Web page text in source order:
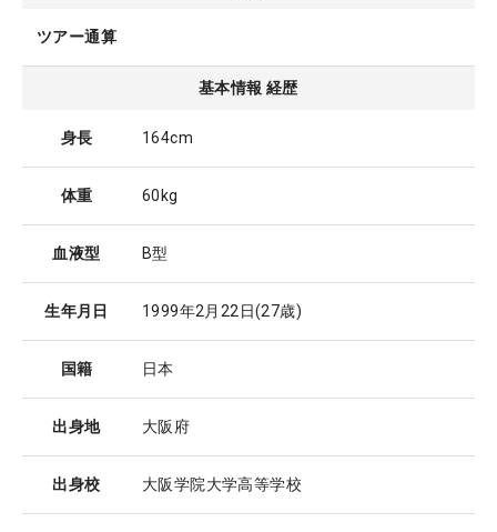
ツアー通算
基本情報 経歴
身長 164cm
体重 60kg
血液型 B型
生年月日 1999年2月22日(27歳)
国籍 日本
出身地 大阪府
出身校 大阪学院大学高等学校